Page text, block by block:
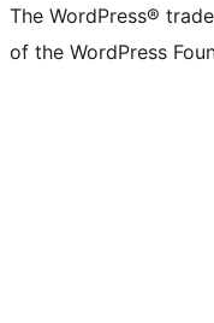
The WordPress®
of the WordPress